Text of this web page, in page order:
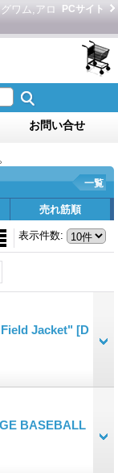
ワム,アロ
PCサイト
お問い合せ
一覧
売れ筋順
表示件数:
Field Jacket" [D
BASEBALL